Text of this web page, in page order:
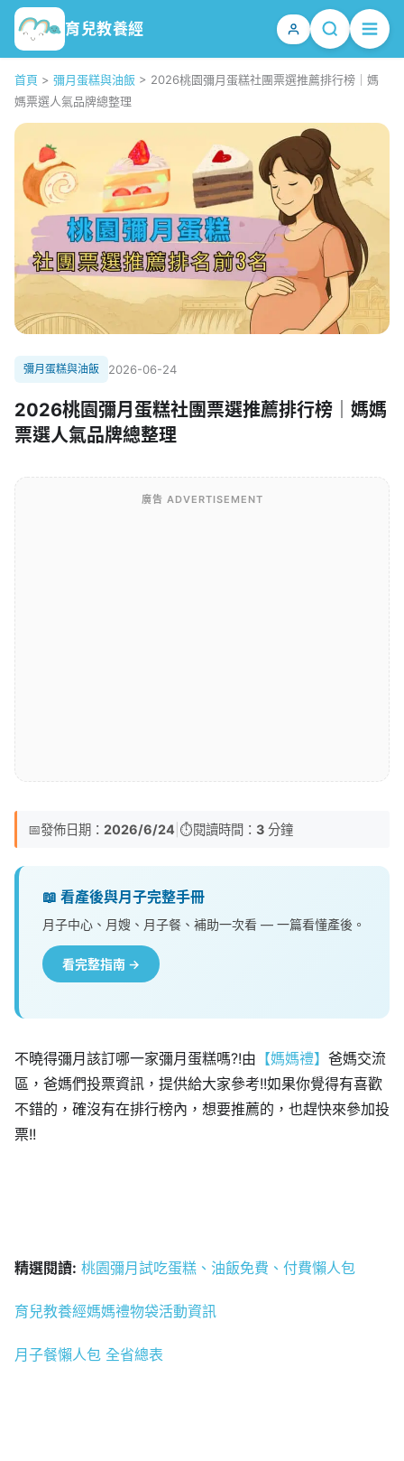
育兒教養經
首頁 > 彌月蛋糕與油飯 > 2026桃園彌月蛋糕社團票選推薦排行榜｜媽
媽票選人氣品牌總整理
彌月蛋糕與油飯 2026-06-24
2026桃園彌月蛋糕社團票選推薦排行榜｜媽媽
票選人氣品牌總整理
廣告 ADVERTISEMENT
📅發佈日期： 2026/6/24 ⏱️閱讀時間： 3 分鐘
📖 看產後與月子完整手冊
月子中心、月嫂、月子餐、補助一次看 — 一篇看懂產後。
看完整指南 →
不曉得彌月該訂哪一家彌月蛋糕嗎?!由 【媽媽禮】 爸媽交流
區，爸媽們投票資訊，提供給大家參考!!如果你覺得有喜歡
不錯的，確沒有在排行榜內，想要推薦的，也趕快來參加投
票!!
精選閱讀: 桃園彌月試吃蛋糕、油飯免費、付費懶人包
育兒教養經媽媽禮物袋活動資訊
月子餐懶人包 全省總表